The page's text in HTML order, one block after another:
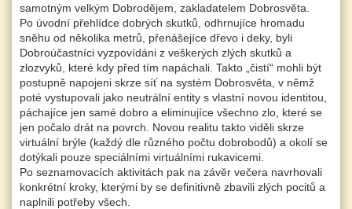
samotným velkým Dobrodějem, zakladatelem Dobrosvěta.
Po úvodní přehlídce dobrých skutků, odhrnujíce hromadu
sněhu od několika metrů, přenášejíce dřevo i deky, byli
Dobroúčastníci vyzpovídáni z veškerých zlých skutků a
zlozvyků, které kdy před tím napáchali. Takto „čistí“ mohli být
postupně napojeni skrze síť na systém Dobrosvěta, v němž
poté vystupovali jako neutrální entity s vlastní novou identitou,
páchajíce jen samé dobro a eliminujíce všechno zlo, které se
jen počalo drát na povrch. Novou realitu takto viděli skrze
virtuální brýle (každý dle různého počtu dobrobodů) a okolí se
dotýkali pouze speciálními virtuálními rukavicemi.
Po seznamovacích aktivitách pak na závěr večera navrhovali
konkrétní kroky, kterými by se definitivně zbavili zlých pocitů a
naplnili potřeby všech.